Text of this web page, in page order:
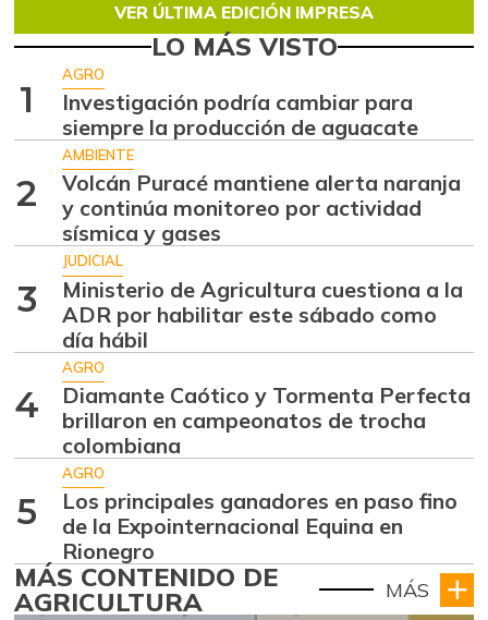
VER ÚLTIMA EDICIÓN IMPRESA
LO MÁS VISTO
1
AGRO
Investigación podría cambiar para
siempre la producción de aguacate
2
AMBIENTE
Volcán Puracé mantiene alerta naranja
y continúa monitoreo por actividad
sísmica y gases
3
JUDICIAL
Ministerio de Agricultura cuestiona a la
ADR por habilitar este sábado como
día hábil
4
AGRO
Diamante Caótico y Tormenta Perfecta
brillaron en campeonatos de trocha
colombiana
5
AGRO
Los principales ganadores en paso fino
de la Expointernacional Equina en
Rionegro
MÁS CONTENIDO DE
AGRICULTURA MÁS